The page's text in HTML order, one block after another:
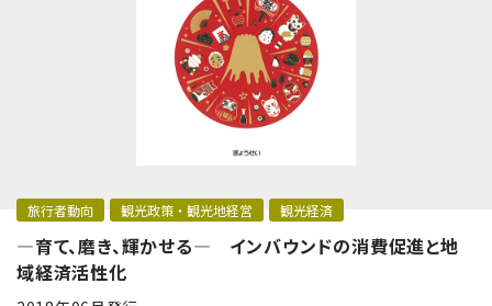
旅行者動向 観光政策・観光地経営 観光経済
―育て、磨き、輝かせる― インバウンドの消費促進と地
域経済活性化